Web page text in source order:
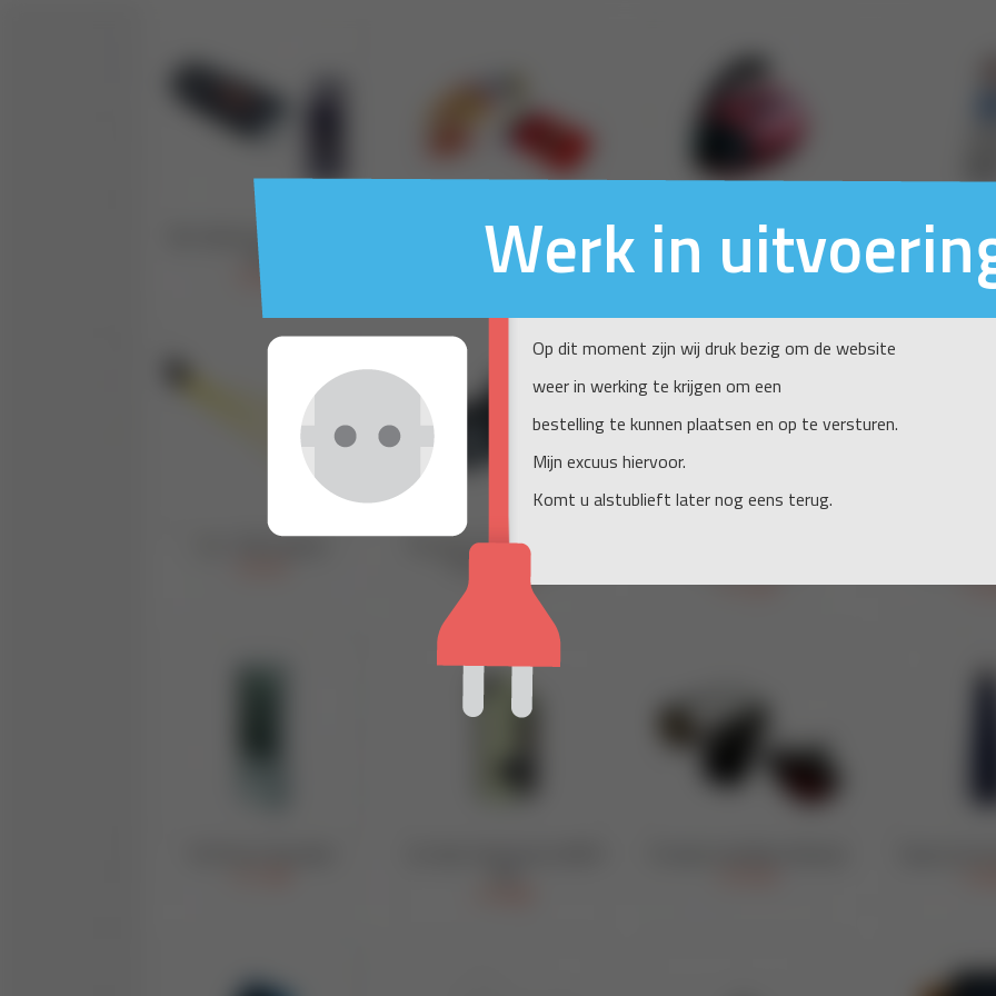
Werk in
Op dit moment zijn wij druk bezig om de website
weer in werking te krijgen om een
bestelling te kunnen plaatsen en op te versturen.
Mijn excuus hiervoor.
Komt u alstublieft later nog eens terug.